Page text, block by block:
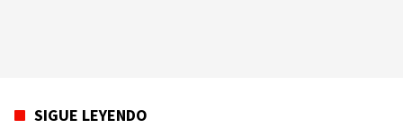
SIGUE LEYENDO